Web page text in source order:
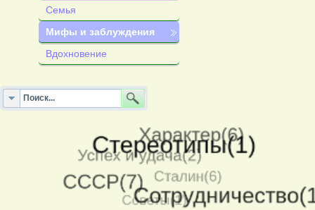
Семья
Мифы и заблуждения
Вдохновение